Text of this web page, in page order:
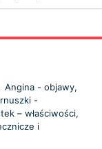
Angina - objawy,
-
– właściwości,
i